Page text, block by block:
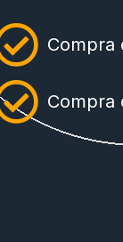
Compra
Compra